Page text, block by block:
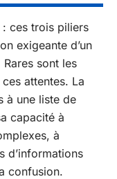
ces trois piliers
exigeante d’un
Rares sont les
attentes. La
à une liste de
capacité à
à
d’informations
confusion.